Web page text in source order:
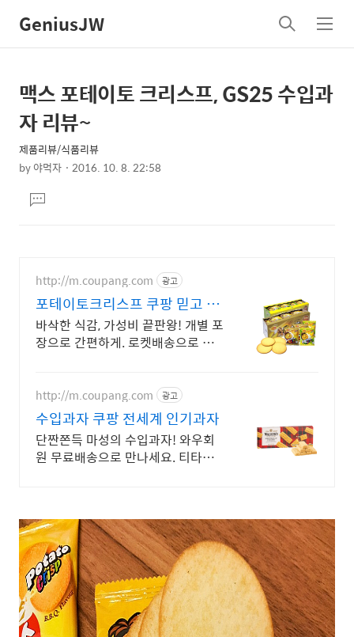
GeniusJW
검
색
메
뉴
상
세
텐
본
제
목
맥스 포테이토 크리스프, GS25 수입과
자 리뷰~
제품리뷰/식품리뷰
by야먹자 2016. 10. 8. 22:58
문댓
글
http://m.coupang.com 광고
포테이토크리스프 쿠팡 믿고 사
는 안심구매
바삭한 식감, 가성비 끝판왕! 개별 포
장으로 간편하게. 로켓배송으로 내
바삭함.
http://m.coupang.com 광고
수입과자 쿠팡 전세계 인기과자
단짠쫀득 마성의 수입과자! 와우회
원 무료배송으로 만나세요. 티타임